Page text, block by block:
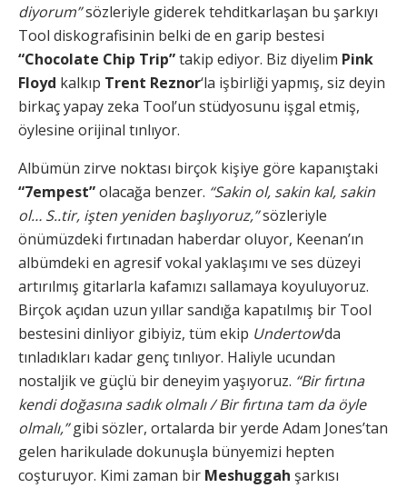
diyorum”sözleriyle giderek tehditkarlaşan bu şarkıyı
Tool diskografisinin belki de en garip bestesi
“Chocolate Chip Trip”takip ediyor. Biz diyelim Pink
Floyd kalkıp Trent Reznor‘la işbirliği yapmış, siz deyin
birkaç yapay zeka Tool’un stüdyosunu işgal etmiş,
öylesine orijinal tınlıyor.
Albümün zirve noktası birçok kişiye göre kapanıştaki
“7empest”olacağa benzer. “Sakin ol, sakin kal, sakin
ol… S..tir, işten yeniden başlıyoruz,”sözleriyle
önümüzdeki fırtınadan haberdar oluyor, Keenan’ın
albümdeki en agresif vokal yaklaşımı ve ses düzeyi
artırılmış gitarlarla kafamızı sallamaya koyuluyoruz.
Birçok açıdan uzun yıllar sandığa kapatılmış bir Tool
bestesini dinliyor gibiyiz, tüm ekip Undertow‘da
tınladıkları kadar genç tınlıyor. Haliyle ucundan
nostaljik ve güçlü bir deneyim yaşıyoruz. “Bir fırtına
kendi doğasına sadık olmalı / Bir fırtına tam da öyle
olmalı,”gibi sözler, ortalarda bir yerde Adam Jones’tan
gelen harikulade dokunuşla bünyemizi hepten
coşturuyor. Kimi zaman bir Meshuggah şarkısı